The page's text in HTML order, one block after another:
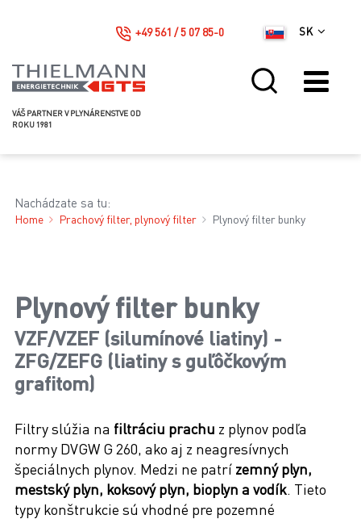
VÁŠ PARTNER V PLYNÁRENSTVE OD
ROKU 1981
SK
+49 561 / 5 07 85-0
Nachádzate sa tu:
Home Prachový filter, plynový filter Plynový filter bunky
Plynový filter bunky
VZF/VZEF (silumínové liatiny) -
ZFG/ZEFG (liatiny s guľôčkovým
grafitom)
Filtry slúžia na filtráciu prachu z plynov podľa
normy DVGW G 260, ako aj z neagresívnych
špeciálnych plynov. Medzi ne patrí zemný plyn,
mestský plyn, koksový plyn, bioplyn a vodík. Tieto
typy konštrukcie sú vhodné pre pozemné